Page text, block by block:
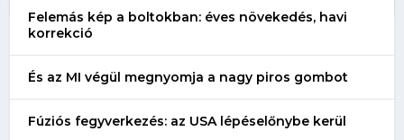
Felemás kép a boltokban: éves növekedés, havi
korrekció
És az MI végül megnyomja a nagy piros gombot
Fúziós fegyverkezés: az USA lépéselőnybe kerül